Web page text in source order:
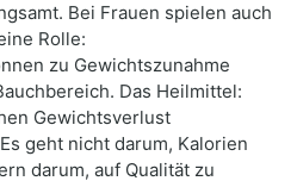
Bei Frauen spielen auch
Rolle:
zu Gewichtszunahme
Das Heilmittel:
Gewichtsverlust
geht nicht darum, Kalorien
darum, auf Qualität zu